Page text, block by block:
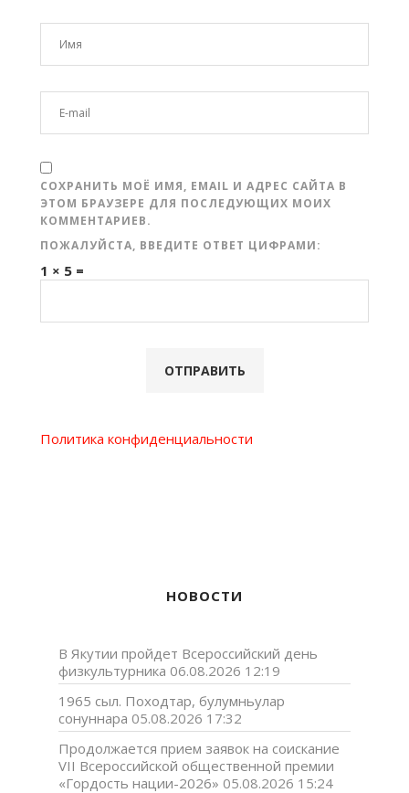
СОХРАНИТЬ МОЁ ИМЯ, EMAIL И АДРЕС САЙТА В
ЭТОМ БРАУЗЕРЕ ДЛЯ ПОСЛЕДУЮЩИХ МОИХ
КОММЕНТАРИЕВ.
ПОЖАЛУЙСТА, ВВЕДИТЕ ОТВЕТ ЦИФРАМИ:
1 × 5 =
Политика конфиденциальности
НОВОСТИ
В Якутии пройдет Всероссийский день
физкультурника 06.08.2026 12:19
1965 сыл. Походтар, булумньулар
сонуннара 05.08.2026 17:32
Продолжается прием заявок на соискание
VII Всероссийской общественной премии
«Гордость нации-2026» 05.08.2026 15:24